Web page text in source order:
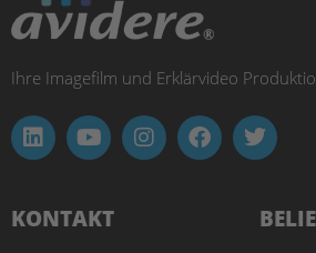
Ihre Imagefilm und Erklärvideo
KONTAKT